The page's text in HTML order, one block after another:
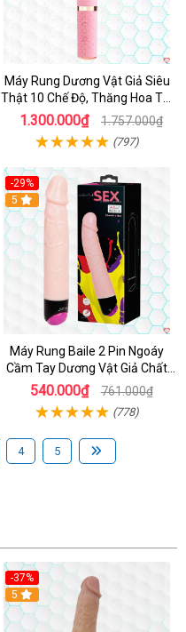
Máy Rung Dương Vật Giả Siêu
Thật 10 Chế Độ, Thăng Hoa Tối
Ưu
1.300.000₫ 1.757.000₫
(797)
-29%
Hot
5
Máy Rung Baile 2 Pin Ngoáy
Cầm Tay Dương Vật Giả Chất
Lượng
540.000₫ 761.000₫
(778)
4 5
-37%
5